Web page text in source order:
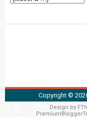
Copyright ©
Design by